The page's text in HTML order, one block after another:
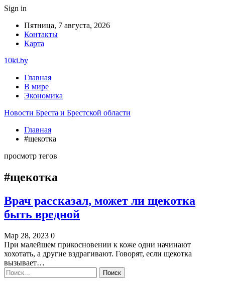
Sign in
Пятница, 7 августа, 2026
Контакты
Карта
10ki.by
Главная
В мире
Экономика
Новости Бреста и Брестской области
Главная
#щекотка
просмотр тегов
#щекотка
Врач рассказал, может ли щекотка
быть вредной
Мар 28, 2023 0
При малейшем прикосновении к коже одни начинают
хохотать, а другие вздрагивают. Говорят, если щекотка
вызывает…